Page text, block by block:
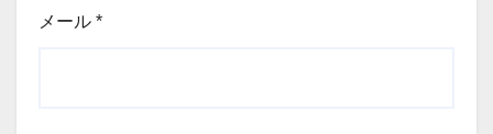
メール *